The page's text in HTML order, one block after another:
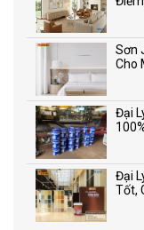
Sơn
Cho
Đại
Đại
Tốt,